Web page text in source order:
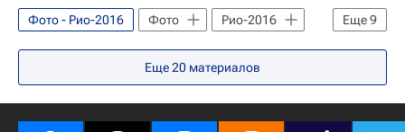
Россия на Олимпиаде 2016
Россия (ж) Еще9
Фото - Рио-2016 Фото
Рио-2016
Олимпийские игры
Спорт
Сборная России - Рио-2016
Синхронное плавание - Рио-2016
Еще20 материалов